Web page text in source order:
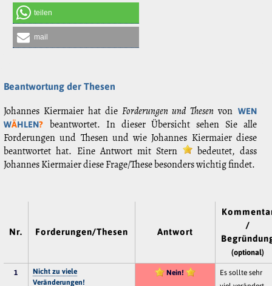
teilen
mail
Beantwortung der Thesen
Johannes Kiermaier hat die Forderungen und Thesen von WEN
WÄHLEN?
beantwortet. In dieser Übersicht sehen Sie alle
Forderungen und Thesen und wie Johannes Kiermaier diese
beantwortet hat. Eine Antwort mit Stern
bedeutet, dass
Johannes Kiermaier diese Frage/These besonders wichtig findet.
Nr. Forderungen/Thesen Antwort
/
(optional)
1
Nicht zu viele
Veränderungen!
Nein!
Es sollte sehr